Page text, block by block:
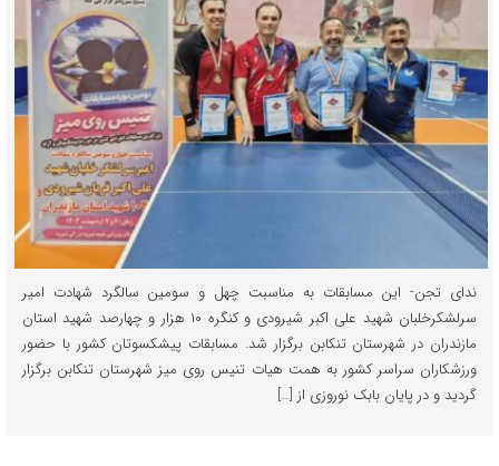
ندای تجن- این مسابقات به مناسبت چهل و سومین سالگرد شهادت امیر
سرلشکرخلبان شهید علی اکبر شیرودی و کنگره‌ ۱۰ هزار و چهارصد شهید استان
مازندران در شهرستان تنکابن برگزار شد. مسابقات پیشکسوتان کشور با حضور
ورزشکاران سراسر کشور به همت هیات تنیس روی میز شهرستان تنکابن برگزار
گردید و در پایان بابک نوروزی از […]